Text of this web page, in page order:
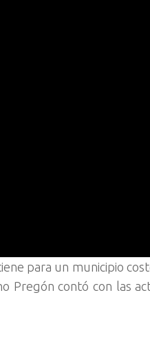
para un municipio
Pregón contó con las